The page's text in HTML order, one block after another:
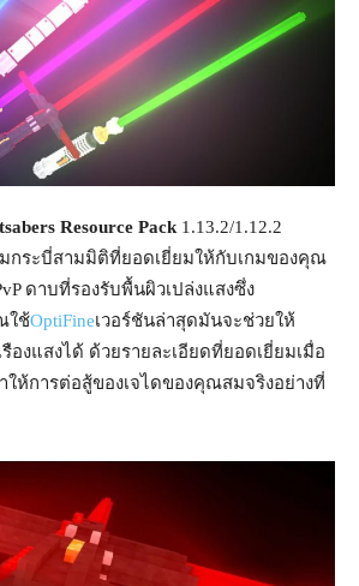
Resource Pack 1.13.2/1.12.2
มกระบี่สามมิติที่ยอดเยี่ยมให้กับเกมของคุณ
ดาบที่รองรับพื้นผิวเปล่งแสงซึ่ง
ใช้OptiFineเวอร์ชันล่าสุดมันจะช่วยให้
องแสงได้ ด้วยรายละเอียดที่ยอดเยี่ยมเมื่อ
ห้การต่อสู้ของเจไดของคุณสมจริงอย่างที่